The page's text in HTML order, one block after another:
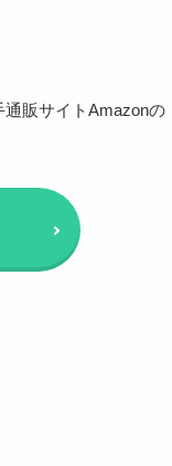
販サイトAmazonの